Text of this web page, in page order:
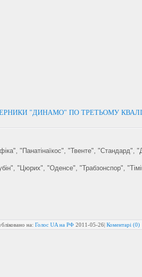
"ДИНАМО" ПО ТРЕТЬОМУ
"Панатінаїкос", "Твенте", "Стандард",
"Цюрих", "Оденсе", "Трабзонспор",
на: Голос UA на РФ 2011-05-26| Коментарі (0)